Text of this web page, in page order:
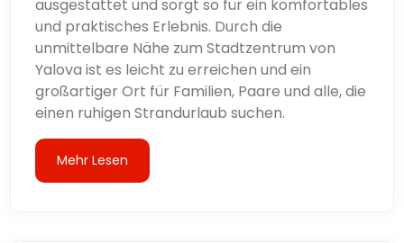
nahegelegenen Attraktionen sorgt für ein
unvergessliches Erlebnis.
Seine gute Erreichbarkeit von Istanbul und Yalova
aus, kombiniert mit seiner einladenden Gemeinde
und malerischen Landschaften machen Çiftlikköy zu
einem idealen Reiseziel für diejenigen, die Ruhe und
Entspannung suchen. Egal, ob Sie in den warmen
Sommermonaten oder in den kühleren Jahreszeiten
ausgestattet und sorgt so für ein komfortables
und praktisches Erlebnis. Durch die
unmittelbare Nähe zum Stadtzentrum von
Yalova ist es leicht zu erreichen und ein
großartiger Ort für Familien, Paare und alle, die
einen ruhigen Strandurlaub suchen.
Mehr Lesen